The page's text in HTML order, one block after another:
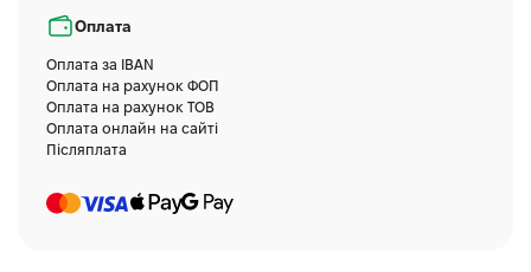
Оплата
Оплата за IBAN
Оплата на рахунок ФОП
Оплата на рахунок ТОВ
Оплата онлайн на сайті
Післяплата